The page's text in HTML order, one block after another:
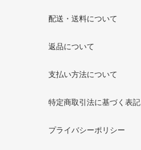
配送・送料について
返品について
支払い方法について
特定商取引法に基づく表記
プライバシーポリシー